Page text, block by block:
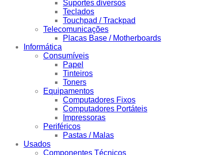
Suportes diversos
Teclados
Touchpad / Trackpad
Telecomunicações
Placas Base / Motherboards
Informática
Consumíveis
Papel
Tinteiros
Toners
Equipamentos
Computadores Fixos
Computadores Portáteis
Impressoras
Periféricos
Pastas / Malas
Usados
Componentes Técnicos